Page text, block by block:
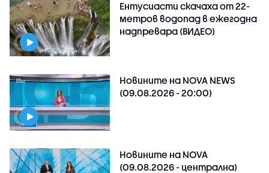
Ентусиасти скачаха от 22-
метров водопад в ежегодна
надпревара (ВИДЕО)
Новините на NOVA NEWS
(09.08.2026 - 20:00)
Новините на NOVA
(09.08.2026 - централна)